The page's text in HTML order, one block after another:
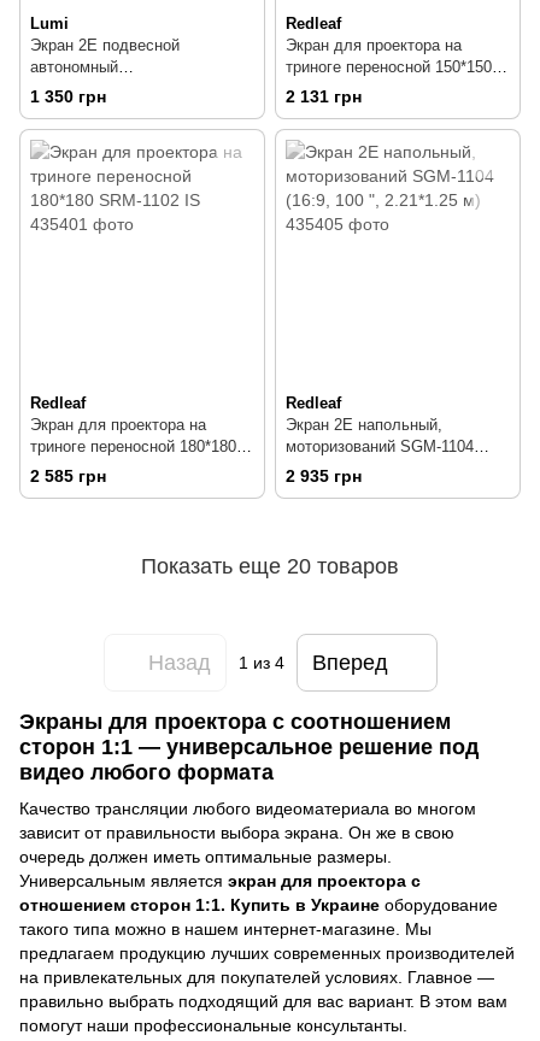
Lumi
Экран 2E подвесной
автономный
моторизированный 0043118EA
(4:3, 118", 2.4x1.8 м)
1 350 грн
Redleaf
Экран для проектора на
триноге переносной 150*150
SRM-1101
2 131 грн
Redleaf
Экран для проектора на
триноге переносной 180*180
SRM-1102 IS
2 585 грн
Redleaf
Экран 2E напольный,
моторизований SGM-1104
(16:9, 100 ", 2.21*1.25 м)
2 935 грн
Показать еще 20 товаров
Назад 1из 4 Вперед
Экраны для проектора с соотношением
сторон 1:1 — универсальное решение под
видео любого формата
Качество трансляции любого видеоматериала во многом
зависит от правильности выбора экрана. Он же в свою
очередь должен иметь оптимальные размеры.
Универсальным является экран для проектора с
отношением сторон 1:1. Купить в Украине оборудование
такого типа можно в нашем интернет-магазине. Мы
предлагаем продукцию лучших современных производителей
на привлекательных для покупателей условиях. Главное —
правильно выбрать подходящий для вас вариант. В этом вам
помогут наши профессиональные консультанты.